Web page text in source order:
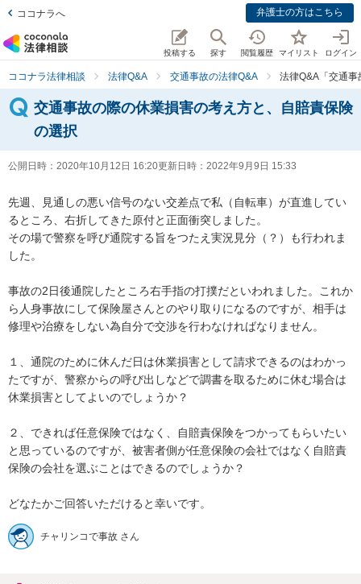
ココナラへ 弁護士の方はこちら
投稿する 探す 閲覧履歴 マイリスト ログイン
ココナラ法律相談 法律Q&A 交通事故の法律Q&A 法律Q&A「交通
交通事故の際の休業損害の考え方と、自賠責保険
の選択
公開日時： 2020年10月12日 16:20更新日時： 2022年9月9日 15:33
先週、見通しの悪い信号のない交差点で私（自転車）が直進してい
るところ、右折してきた原付と正面衝突しました。
その場で警察を呼び通院する旨をつたえ実況見分（？）も行われま
した。
事故の2日後通院したところ右手指の打撲だといわれました。これか
ら人身事故にして保険屋さんとのやり取りになるのですが、相手は
修理や治療をしない為自分で交渉を行わなければなりません。
１、通院のために休んだ日は休業損害として請求できるのはわかっ
たですが、警察からの呼び出しなどで調書を取るために休む場合は
休業損害としてよいのでしょうか？
２、できれば任意保険ではなく、自賠責保険をつかってもらいたい
と思っているのですが、被害者側が任意保険の会社ではなく自賠責
保険の会社を選ぶことはできるのでしょうか？
チャリンコで事故 さん